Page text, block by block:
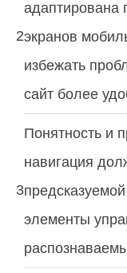
2
адаптирована
экранов
избежать
сайт более
3
Понятность и
навигация
элементы